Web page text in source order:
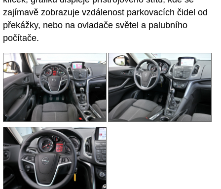
zajímavě zobrazuje vzdálenost parkovacích čidel od
překážky, nebo na ovladače světel a palubního
počítače.